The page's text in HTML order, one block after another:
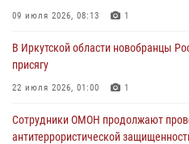
Сотрудники Росгвардии нашли и
30 июля 2026, 07:37
09 июля 2026, 08:13 1
В Иркутской области новобранцы
присягу
22 июля 2026, 01:00 1
Сотрудники ОМОН продолжают
антитеррористической